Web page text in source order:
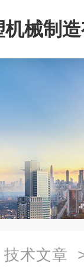
械制
技术文章